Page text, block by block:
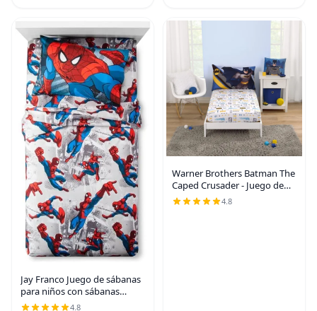
Jay Franco Juego de sábanas
para niños con sábanas
bajeras, planas y funda de
4.8
Warner Brothers Batman The
Caped Crusader - Juego de
sábanas de 2 piezas para
niños pequeños, sábana
4.8